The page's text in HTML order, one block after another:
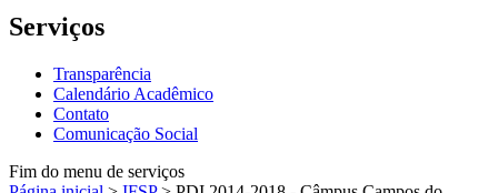
Serviços
Transparência
Calendário Acadêmico
Contato
Comunicação Social
Fim do menu de serviços